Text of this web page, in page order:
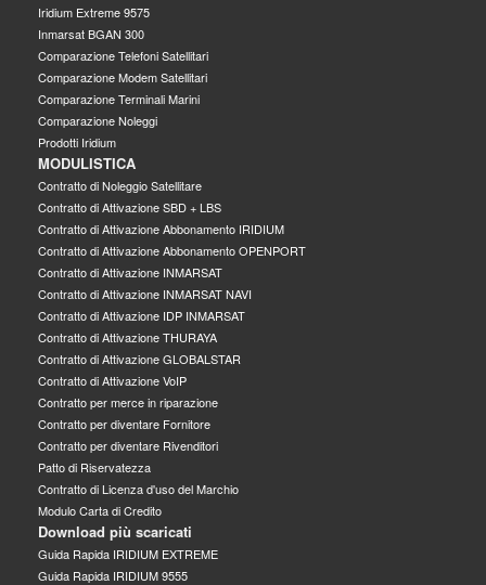
Iridium Extreme 9575
Inmarsat BGAN 300
Comparazione Telefoni Satellitari
Comparazione Modem Satellitari
Comparazione Terminali Marini
Comparazione Noleggi
Prodotti Iridium
MODULISTICA
Contratto di Noleggio Satellitare
Contratto di Attivazione SBD + LBS
Contratto di Attivazione Abbonamento IRIDIUM
Contratto di Attivazione Abbonamento OPENPORT
Contratto di Attivazione INMARSAT
Contratto di Attivazione INMARSAT NAVI
Contratto di Attivazione IDP INMARSAT
Contratto di Attivazione THURAYA
Contratto di Attivazione GLOBALSTAR
Contratto di Attivazione VoIP
Contratto per merce in riparazione
Contratto per diventare Fornitore
Contratto per diventare Rivenditori
Patto di Riservatezza
Contratto di Licenza d'uso del Marchio
Modulo Carta di Credito
Download più scaricati
Guida Rapida IRIDIUM EXTREME
Guida Rapida IRIDIUM 9555